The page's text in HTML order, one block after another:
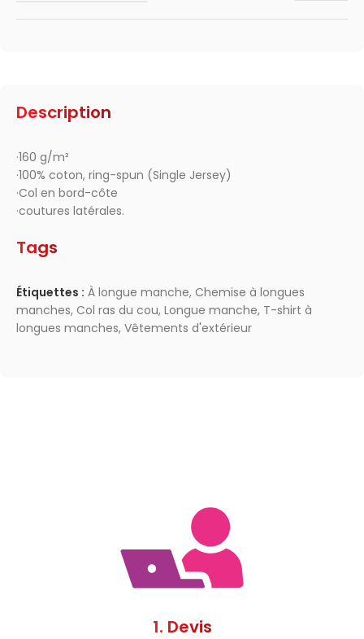
Description
·160 g/m²
·100% coton, ring-spun (Single Jersey)
·Col en bord-côte
·coutures latérales.
Tags
Étiquettes : À longue manche, Chemise à longues
manches, Col ras du cou, Longue manche, T-shirt à
longues manches, Vêtements d'extérieur
1. Devis